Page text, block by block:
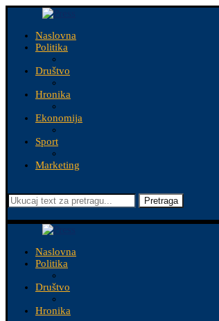
Naslovna
Politika
Društvo
Hronika
Ekonomija
Sport
Marketing
Pretraga
Naslovna
Politika
Društvo
Hronika